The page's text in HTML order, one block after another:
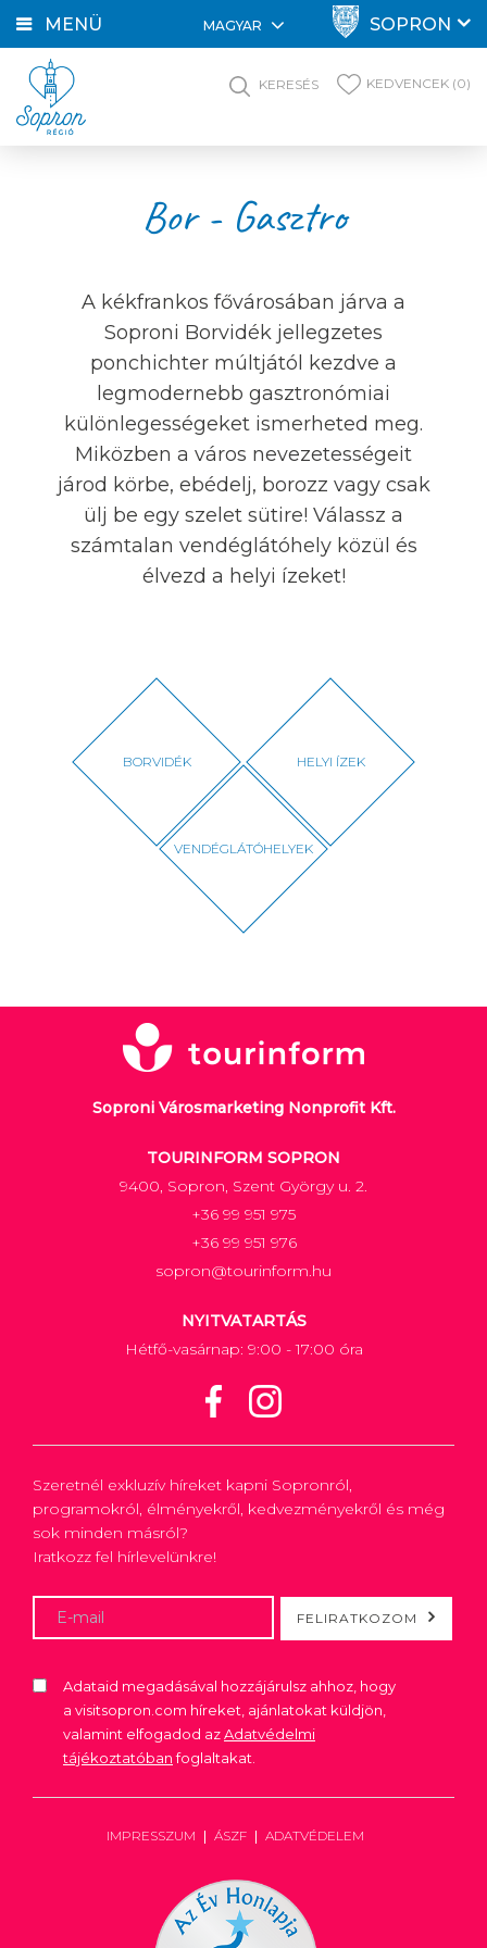
MENÜ MAGYAR SOPRON
KERESÉS KEDVENCEK (0)
Bor - Gasztro
A kékfrankos fővárosában járva a
Soproni Borvidék jellegzetes
ponchichter múltjától kezdve a
legmodernebb gasztronómiai
különlegességeket ismerheted meg.
Miközben a város nevezetességeit
járod körbe, ebédelj, borozz vagy csak
ülj be egy szelet sütire! Válassz a
számtalan vendéglátóhely közül és
élvezd a helyi ízeket!
BORVIDÉK HELYI ÍZEK
VENDÉGLÁTÓHELYEK
Soproni Városmarketing Nonprofit Kft.
TOURINFORM SOPRON
9400, Sopron, Szent György u. 2.
+36 99 951 975
+36 99 951 976
sopron@tourinform.hu
NYITVATARTÁS
Hétfő-vasárnap: 9:00 - 17:00 óra
Szeretnél exkluzív híreket kapni Sopronról,
programokról, élményekről, kedvezményekről és még
sok minden másról?
Iratkozz fel hírlevelünkre!
FELIRATKOZOM
Adataid megadásával hozzájárulsz ahhoz, hogy
a visitsopron.com híreket, ajánlatokat küldjön,
valamint elfogadod azAdatvédelmi
tájékoztatóbanfoglaltakat.
IMPRESSZUM ÁSZF ADATVÉDELEM